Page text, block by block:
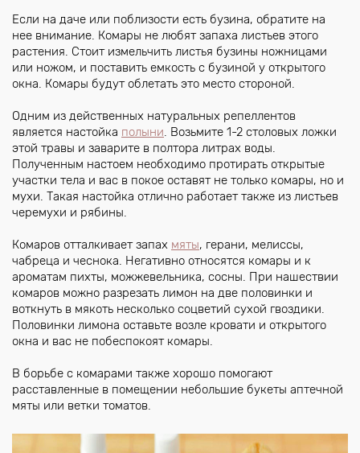
Если на даче или поблизости есть бузина, обратите на
нее внимание. Комары не любят запаха листьев этого
растения. Стоит измельчить листья бузины ножницами
или ножом, и поставить емкость с бузиной у открытого
окна. Комары будут облетать это место стороной.
Одним из действенных натуральных репеллентов
является настойка полыни. Возьмите 1-2 столовых ложки
этой травы и заварите в полтора литрах воды.
Полученным настоем необходимо протирать открытые
участки тела и вас в покое оставят не только комары, но и
мухи. Такая настойка отлично работает также из листьев
черемухи и рябины.
Комаров отталкивает запах мяты, герани, мелиссы,
чабреца и чеснока. Негативно относятся комары и к
ароматам пихты, можжевельника, сосны. При нашествии
комаров можно разрезать лимон на две половинки и
воткнуть в мякоть несколько соцветий сухой гвоздики.
Половинки лимона оставьте возле кровати и открытого
окна и вас не побеспокоят комары.
В борьбе с комарами также хорошо помогают
расставленные в помещении небольшие букеты аптечной
мяты или ветки томатов.